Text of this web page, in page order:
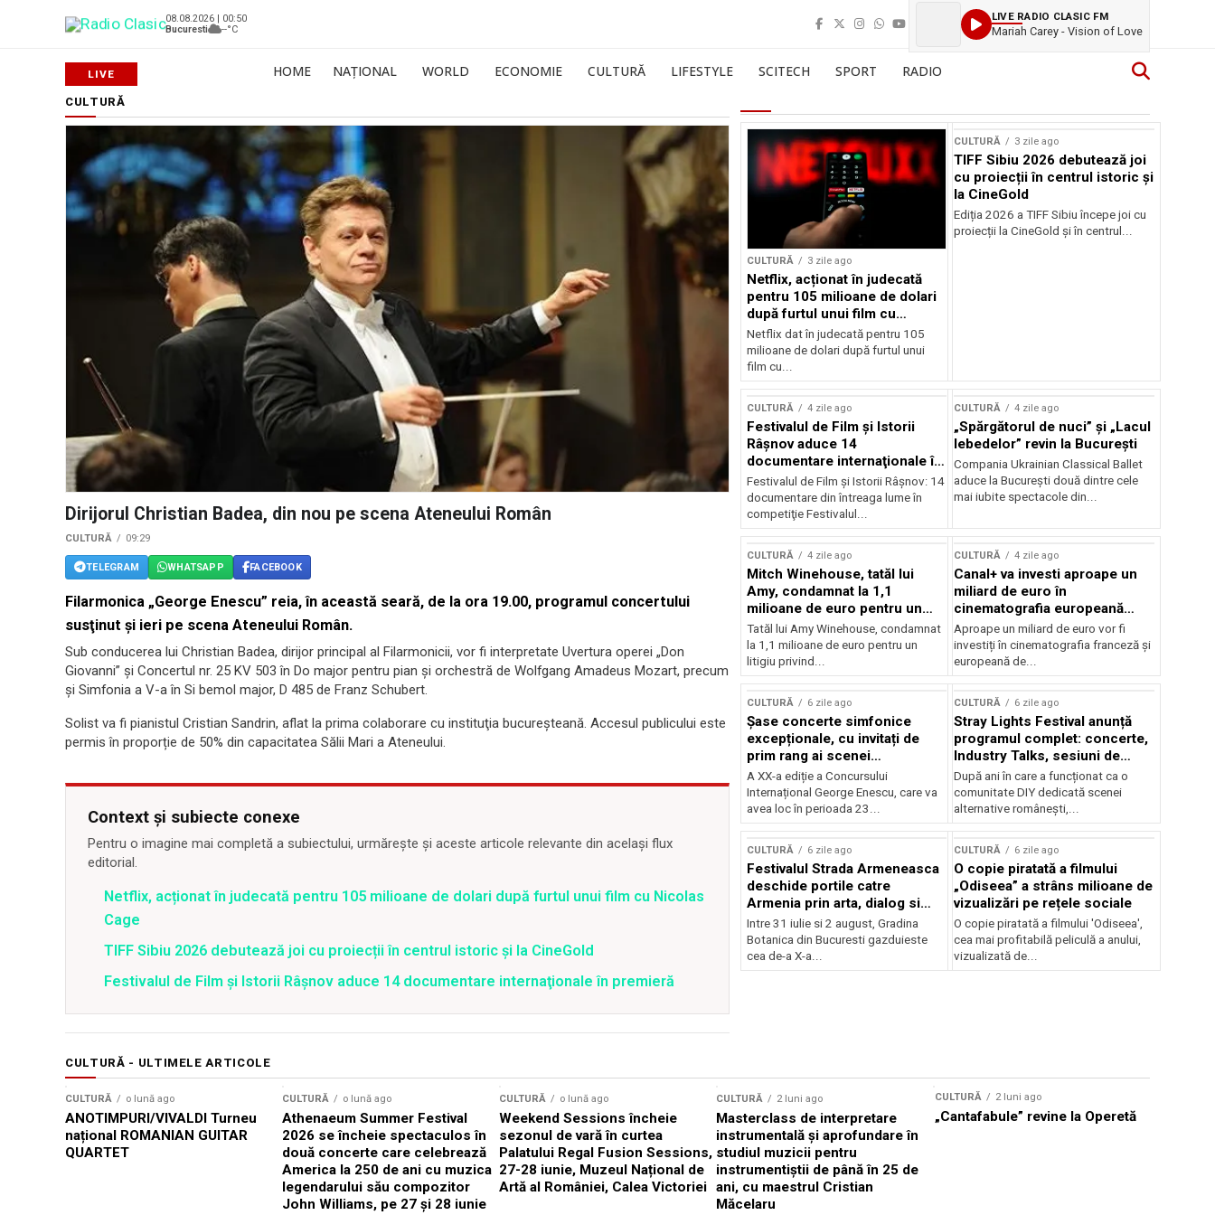
08.08.2026 | 00:50
Bucuresti
--°C
LIVE RADIO CLASIC FM
Mariah Carey - Vision of Love
HOME NAȚIONAL WORLD ECONOMIE CULTURĂ LIFESTYLE SCITECH SPORT RADIO
CULTURĂ
Dirijorul Christian Badea, din nou pe scena Ateneului Român
CULTURĂ 09:29
TELEGRAM WHATSAPP FACEBOOK
Filarmonica „George Enescu” reia, în această seară, de la ora 19.00, programul concertului
susţinut şi ieri pe scena Ateneului Român.
Sub conducerea lui Christian Badea, dirijor principal al Filarmonicii, vor fi interpretate Uvertura operei „Don
Giovanni” și Concertul nr. 25 KV 503 în Do major pentru pian și orchestră de Wolfgang Amadeus Mozart, precum
şi Simfonia a V-a în Si bemol major, D 485 de Franz Schubert.
Solist va fi pianistul Cristian Sandrin, aflat la prima colaborare cu instituţia bucureşteană. Accesul publicului este
permis în proporție de 50% din capacitatea Sălii Mari a Ateneului.
Context și subiecte conexe
Pentru o imagine mai completă a subiectului, urmărește și aceste articole relevante din același flux
editorial.
Netflix, acționat în judecată pentru 105 milioane de dolari după furtul unui film cu Nicolas
Cage
TIFF Sibiu 2026 debutează joi cu proiecții în centrul istoric și la CineGold
Festivalul de Film şi Istorii Râşnov aduce 14 documentare internaţionale în premieră
CULTURĂ 3 zile ago
Netflix, acționat în judecată
pentru 105 milioane de dolari
după furtul unui film cu
Nicolas Cage
Netflix dat în judecată pentru 105
milioane de dolari după furtul unui
film cu...
CULTURĂ 3 zile ago
TIFF Sibiu 2026 debutează joi
cu proiecții în centrul istoric și
la CineGold
Ediția 2026 a TIFF Sibiu începe joi cu
proiecții la CineGold și în centrul...
CULTURĂ 4 zile ago
Festivalul de Film şi Istorii
Râşnov aduce 14
documentare internaţionale în
premieră
Festivalul de Film şi Istorii Râşnov: 14
documentare din întreaga lume în
competiţie Festivalul...
CULTURĂ 4 zile ago
„Spărgătorul de nuci” și „Lacul
lebedelor” revin la București
Compania Ukrainian Classical Ballet
aduce la București două dintre cele
mai iubite spectacole din...
CULTURĂ 4 zile ago
Mitch Winehouse, tatăl lui
Amy, condamnat la 1,1
milioane de euro pentru un
litigiu pierdut
Tatăl lui Amy Winehouse, condamnat
la 1,1 milioane de euro pentru un
litigiu privind...
CULTURĂ 4 zile ago
Canal+ va investi aproape un
miliard de euro în
cinematografia europeană
până în 2032
Aproape un miliard de euro vor fi
investiți în cinematografia franceză și
europeană de...
CULTURĂ 6 zile ago
Șase concerte simfonice
excepționale, cu invitați de
prim rang ai scenei
internaționale și ansambluri
orchestrale românești de
prestigiu, în programul
Concursului Enescu 2026
A XX-a ediție a Concursului
Internațional George Enescu, care va
avea loc în perioada 23...
CULTURĂ 6 zile ago
Stray Lights Festival anunță
programul complet: concerte,
Industry Talks, sesiuni de
audiție și noi opțiuni de
participare pentru public
După ani în care a funcționat ca o
comunitate DIY dedicată scenei
alternative românești,...
CULTURĂ 6 zile ago
Festivalul Strada Armeneasca
deschide portile catre
Armenia prin arta, dialog si
patrimoniu, intre 31 iulie si 2
august, la Gradina Botanica din
Bucuresti
Intre 31 iulie si 2 august, Gradina
Botanica din Bucuresti gazduieste
cea de-a X-a...
CULTURĂ 6 zile ago
O copie piratată a filmului
„Odiseea” a strâns milioane de
vizualizări pe rețele sociale
O copie piratată a filmului 'Odiseea',
cea mai profitabilă peliculă a anului,
vizualizată de...
CULTURĂ - ULTIMELE ARTICOLE
CULTURĂ o lună ago
ANOTIMPURI/VIVALDI Turneu
național ROMANIAN GUITAR
QUARTET
CULTURĂ o lună ago
Athenaeum Summer Festival
2026 se încheie spectaculos în
două concerte care celebrează
America la 250 de ani cu muzica
legendarului său compozitor
John Williams, pe 27 și 28 iunie
CULTURĂ o lună ago
Weekend Sessions încheie
sezonul de vară în curtea
Palatului Regal Fusion Sessions,
27-28 iunie, Muzeul Național de
Artă al României, Calea Victoriei
CULTURĂ 2 luni ago
Masterclass de interpretare
instrumentală și aprofundare în
studiul muzicii pentru
instrumentiștii de până în 25 de
ani, cu maestrul Cristian
Măcelaru
CULTURĂ 2 luni ago
„Cantafabule” revine la Operetă